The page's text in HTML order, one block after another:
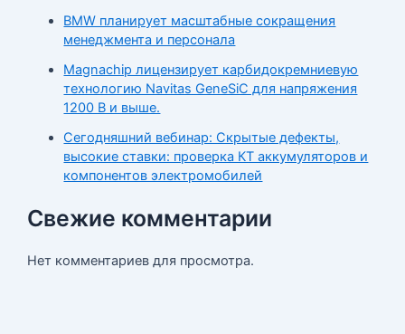
BMW планирует масштабные сокращения
менеджмента и персонала
Magnachip лицензирует карбидокремниевую
технологию Navitas GeneSiC для напряжения
1200 В и выше.
Сегодняшний вебинар: Скрытые дефекты,
высокие ставки: проверка КТ аккумуляторов и
компонентов электромобилей
Свежие комментарии
Нет комментариев для просмотра.